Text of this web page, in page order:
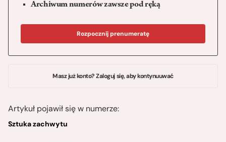
Archiwum numerów zawsze pod ręką
Rozpocznij prenumeratę
Masz już konto? Zaloguj się, aby kontynuuwać
Artykuł pojawił się w numerze:
Sztuka zachwytu